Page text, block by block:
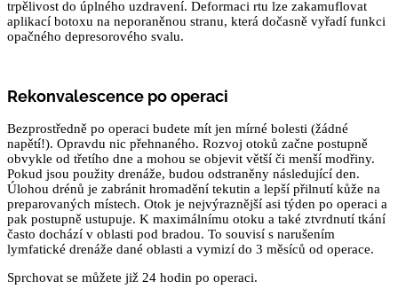
trpělivost do úplného uzdravení. Deformaci rtu lze zakamuflovat
aplikací botoxu na neporaněnou stranu, která dočasně vyřadí funkci
opačného depresorového svalu.
Rekonvalescence po operaci
Bezprostředně po operaci budete mít jen mírné bolesti (žádné
napětí!). Opravdu nic přehnaného. Rozvoj otoků začne postupně
obvykle od třetího dne a mohou se objevit větší či menší modřiny.
Pokud jsou použity drenáže, budou odstraněny následující den.
Úlohou drénů je zabránit hromadění tekutin a lepší přilnutí kůže na
preparovaných místech. Otok je nejvýraznější asi týden po operaci a
pak postupně ustupuje. K maximálnímu otoku a také ztvrdnutí tkání
často dochází v oblasti pod bradou. To souvisí s narušením
lymfatické drenáže dané oblasti a vymizí do 3 měsíců od operace.
Sprchovat se můžete již 24 hodin po operaci.